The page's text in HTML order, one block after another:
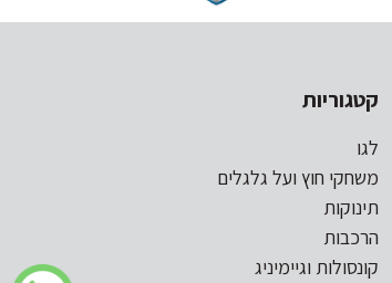
קטגוריות
לגו
משחקי חוץ ועל גלגלים
תינוקות
הרכבות
קונסולות וגיימיניג